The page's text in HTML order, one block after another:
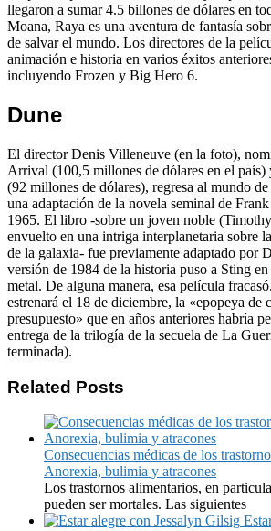
llegaron a sumar 4.5 billones de dólares en
Moana, Raya es una aventura de fantasía
de salvar el mundo. Los directores de la
animación e historia en varios éxitos
incluyendo Frozen y Big Hero 6.
Dune
El director Denis Villeneuve (en la foto),
Arrival (100,5 millones de dólares en el
(92 millones de dólares), regresa al mundo
una adaptación de la novela seminal de
1965. El libro -sobre un joven noble
envuelto en una intriga interplanetaria sobre
de la galaxia- fue previamente adaptado por
versión de 1984 de la historia puso a Sting
metal. De alguna manera, esa película
estrenará el 18 de diciembre, la «epopeya de
presupuesto» que en años anteriores habría
entrega de la trilogía de la secuela de La
terminada).
Related Posts
Consecuencias médicas de los
Anorexia, bulimia y atracones
Los trastornos alimentarios, en
pueden ser mortales. Las siguientes